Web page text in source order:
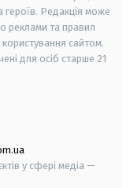
героїв. Редакція може
реклами та правил
сайтом.
для осіб старше 21
у сфері медіа —